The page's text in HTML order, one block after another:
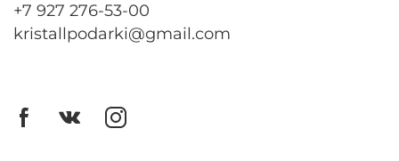
+7 927 276-53-00
kristallpodarki@gmail.com